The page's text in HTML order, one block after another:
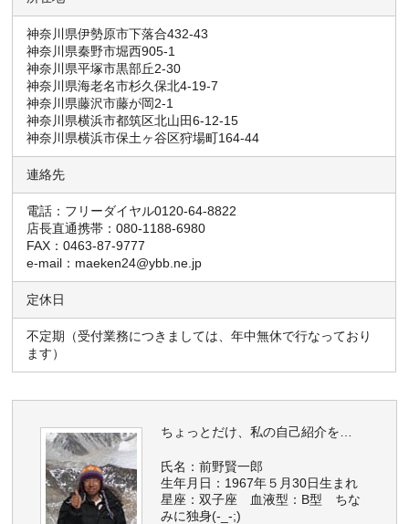
神奈川県伊勢原市下落合432-43
神奈川県秦野市堀西905-1
神奈川県平塚市黒部丘2-30
神奈川県海老名市杉久保北4-19-7
神奈川県藤沢市藤が岡2-1
神奈川県横浜市都筑区北山田6-12-15
神奈川県横浜市保土ヶ谷区狩場町164-44
連絡先
電話：フリーダイヤル0120-64-8822
店長直通携帯：080-1188-6980
FAX：0463-87-9777
e-mail：maeken24@ybb.ne.jp
定休日
不定期（受付業務につきましては、年中無休で行なっており
ます）
ちょっとだけ、私の自己紹介を…
氏名：前野賢一郎
生年月日：1967年５月30日生まれ
星座：双子座 血液型：B型 ちな
みに独身(-_-;)